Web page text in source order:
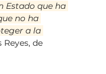
Estado que ha
no ha
a la
de